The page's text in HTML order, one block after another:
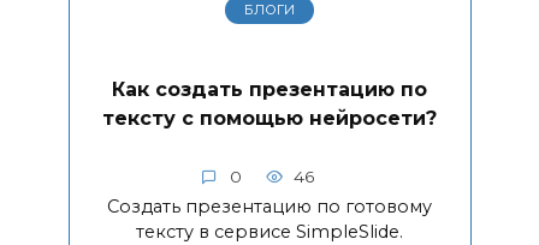
БЛОГИ
Как создать презентацию по
тексту с помощью нейросети?
0 46
Создать презентацию по готовому
тексту в сервисе SimpleSlide.